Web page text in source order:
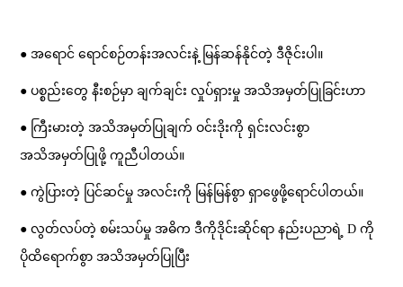
● အရောင် ရောင်စဉ်တန်းအလင်းနဲ့ မြန်ဆန်နိုင်တဲ့ ဒီဇိုင်းပါ။
● ပစ္စည်းတွေ နီးစဉ်မှာ ချက်ချင်း လှုပ်ရှားမှု အသိအမှတ်ပြုခြင်းဟာ
● ကြီးမားတဲ့ အသိအမှတ်ပြုချက် ဝင်းဒိုးကို ရှင်းလင်းစွာ
အသိအမှတ်ပြုဖို့ ကူညီပါတယ်။
● ကွဲပြားတဲ့ ပြင်ဆင်မှု အလင်းကို မြန်မြန်စွာ ရှာဖွေဖို့ရောင်ပါတယ်။
● လွတ်လပ်တဲ့ စမ်းသပ်မှု အဓိက ဒီကိုဒိုင်းဆိုင်ရာ နည်းပညာရဲ့ D ကို
ပိုထိရောက်စွာ အသိအမှတ်ပြုပြီး